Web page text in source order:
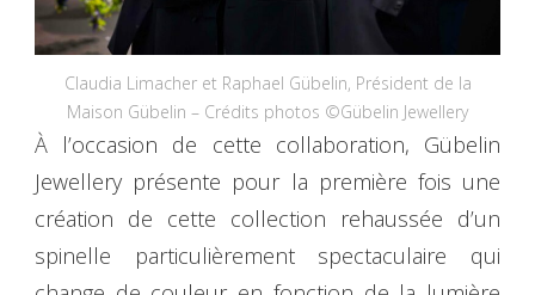
Claudia Limacher et Raphael Gübelin, Président de la
Maison Gübelin – Crédits photos ©Gübelin Jewellery
À l’occasion de cette collaboration, Gübelin
Jewellery présente pour la première fois une
création de cette collection rehaussée d’un
spinelle particulièrement spectaculaire qui